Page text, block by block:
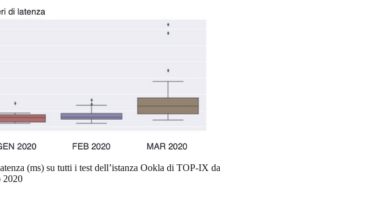
(ms) su tutti i test dell’istanza Ookla di TOP-IX da
2020